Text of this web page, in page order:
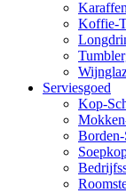
Koffie-
Serviesgoed
Kop-
Borden-